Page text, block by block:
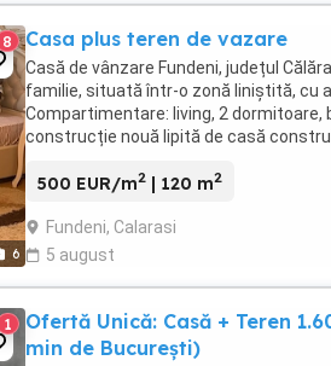
6
8 Casa plus teren de vazare
Casă de vânzare Fundeni, județul
familie, situată într-o zonă liniștită, cu
Compartimentare: living, 2 dormitoare,
construcție nouă lipită de casă
500 EUR/m2 | 120 m2
Fundeni, Calarasi
5 august
1
Ofertă Unică: Casă + Teren
min de București)